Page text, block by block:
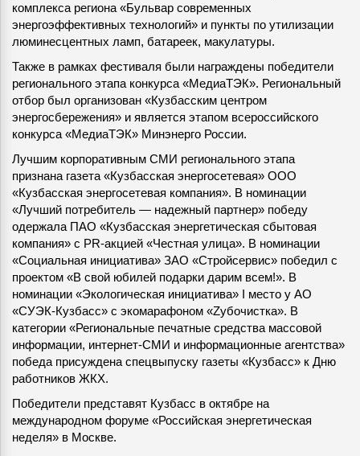
комплекса региона «Бульвар современных
энергоэффективных технологий» и пункты по утилизации
люминесцентных ламп, батареек, макулатуры.
Также в рамках фестиваля были награждены победители
регионального этапа конкурса «МедиаТЭК». Региональный
отбор был организован «Кузбасским центром
энергосбережения» и является этапом всероссийского
конкурса «МедиаТЭК» Минэнерго России.
Лучшим корпоративным СМИ регионального этапа
признана газета «Кузбасская энергосетевая» ООО
«Кузбасская энергосетевая компания». В номинации
«Лучший потребитель — надежный партнер» победу
одержала ПАО «Кузбасская энергетическая сбытовая
компания» с PR-акцией «Честная улица». В номинации
«Социальная инициатива» ЗАО «Стройсервис» победил с
проектом «В свой юбилей подарки дарим всем!». В
номинации «Экологическая инициатива» I место у АО
«СУЭК-Кузбасс» с экомарафоном «Zубочистка». В
категории «Региональные печатные средства массовой
информации, интернет-СМИ и информационные агентства»
победа присуждена спецвыпуску газеты «Кузбасс» к Дню
работников ЖКХ.
Победители представят Кузбасс в октябре на
международном форуме «Российская энергетическая
неделя» в Москве.